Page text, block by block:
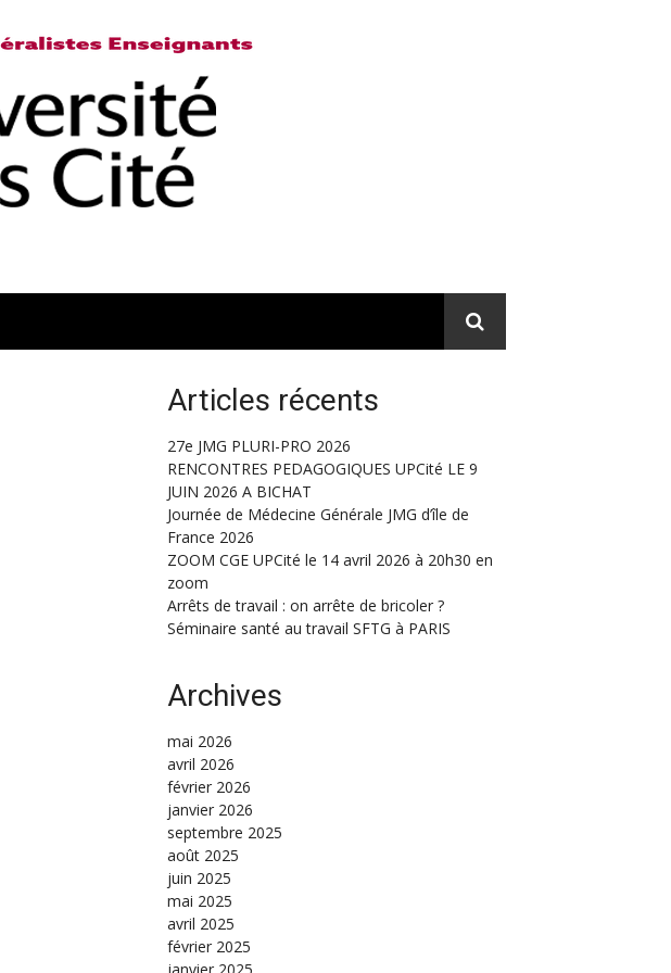
Articles récents
27e JMG PLURI-PRO 2026
RENCONTRES PEDAGOGIQUES UPCité LE 9
JUIN 2026 A BICHAT
Journée de Médecine Générale JMG d’île de
France 2026
ZOOM CGE UPCité le 14 avril 2026 à 20h30 en
zoom
Arrêts de travail : on arrête de bricoler ?
Séminaire santé au travail SFTG à PARIS
Archives
mai 2026
avril 2026
février 2026
janvier 2026
septembre 2025
août 2025
juin 2025
mai 2025
avril 2025
février 2025